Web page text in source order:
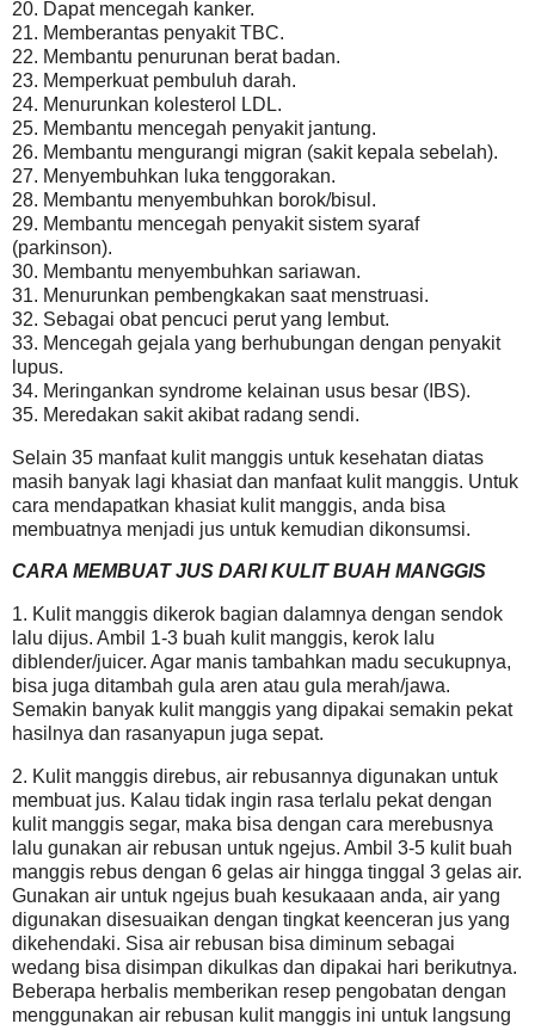
20. Dapat mencegah kanker.
21. Memberantas penyakit TBC.
22. Membantu penurunan berat badan.
23. Memperkuat pembuluh darah.
24. Menurunkan kolesterol LDL.
25. Membantu mencegah penyakit jantung.
26. Membantu mengurangi migran (sakit kepala sebelah).
27. Menyembuhkan luka tenggorakan.
28. Membantu menyembuhkan borok/bisul.
29. Membantu mencegah penyakit sistem syaraf
(parkinson).
30. Membantu menyembuhkan sariawan.
31. Menurunkan pembengkakan saat menstruasi.
32. Sebagai obat pencuci perut yang lembut.
33. Mencegah gejala yang berhubungan dengan penyakit
lupus.
34. Meringankan syndrome kelainan usus besar (IBS).
35. Meredakan sakit akibat radang sendi.
Selain 35 manfaat kulit manggis untuk kesehatan diatas
masih banyak lagi khasiat dan manfaat kulit manggis. Untuk
cara mendapatkan khasiat kulit manggis, anda bisa
membuatnya menjadi jus untuk kemudian dikonsumsi.
CARA MEMBUAT JUS DARI KULIT BUAH MANGGIS
1. Kulit manggis dikerok bagian dalamnya dengan sendok
lalu dijus. Ambil 1-3 buah kulit manggis, kerok lalu
diblender/juicer. Agar manis tambahkan madu secukupnya,
bisa juga ditambah gula aren atau gula merah/jawa.
Semakin banyak kulit manggis yang dipakai semakin pekat
hasilnya dan rasanyapun juga sepat.
2. Kulit manggis direbus, air rebusannya digunakan untuk
membuat jus. Kalau tidak ingin rasa terlalu pekat dengan
kulit manggis segar, maka bisa dengan cara merebusnya
lalu gunakan air rebusan untuk ngejus. Ambil 3-5 kulit buah
manggis rebus dengan 6 gelas air hingga tinggal 3 gelas air.
Gunakan air untuk ngejus buah kesukaaan anda, air yang
digunakan disesuaikan dengan tingkat keenceran jus yang
dikehendaki. Sisa air rebusan bisa diminum sebagai
wedang bisa disimpan dikulkas dan dipakai hari berikutnya.
Beberapa herbalis memberikan resep pengobatan dengan
menggunakan air rebusan kulit manggis ini untuk langsung